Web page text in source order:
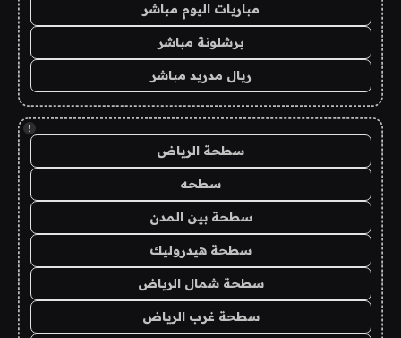
مباريات اليوم مباشر
برشلونة مباشر
ريال مدريد مباشر
!
سطحة الرياض
سطحه
سطحة بين المدن
سطحة هيدروليك
سطحة شمال الرياض
سطحة غرب الرياض